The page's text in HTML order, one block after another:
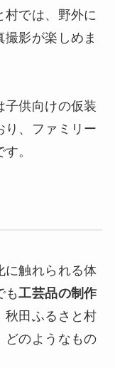
では、野外に
影が楽しめま
子供向けの仮装
り、ファミリー
。
に触れられる体
も工芸品の制作
秋田ふるさと村
どのようなもの